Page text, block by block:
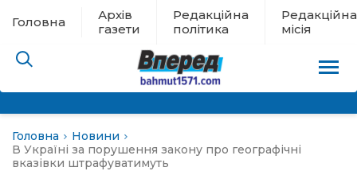
Головна
Архів
газети
Редакційна
політика
Редакційна
місія
Головна
Новини
В Україні за порушення закону про географічні
вказівки штрафуватимуть